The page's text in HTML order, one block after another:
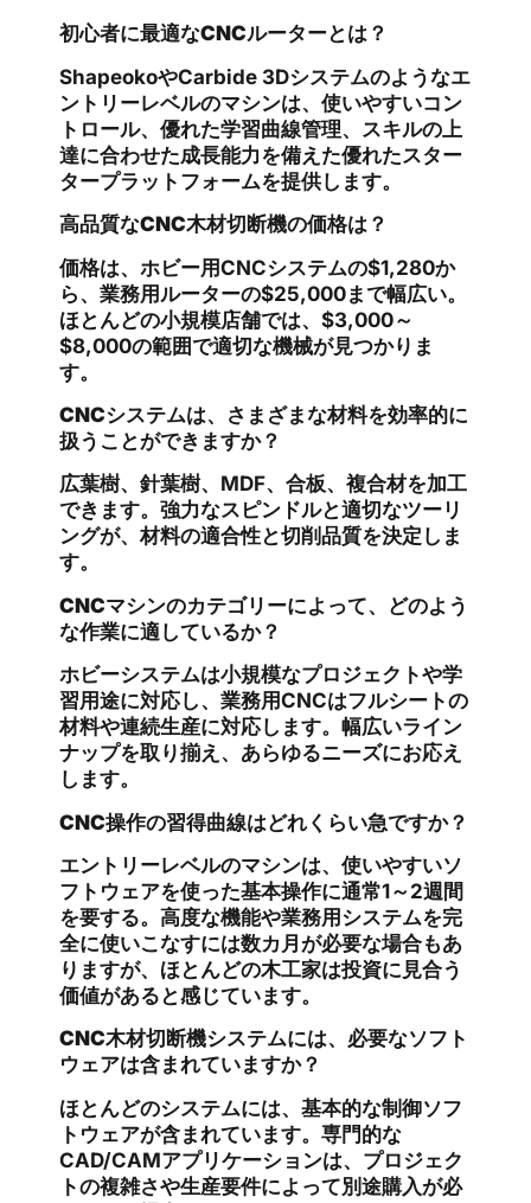
初心者に最適なCNCルーターとは？
ShapeokoやCarbide 3Dシステムのようなエ
ントリーレベルのマシンは、使いやすいコン
トロール、優れた学習曲線管理、スキルの上
達に合わせた成長能力を備えた優れたスター
タープラットフォームを提供します。
高品質なCNC木材切断機の価格は？
価格は、ホビー用CNCシステムの$1,280か
ら、業務用ルーターの$25,000まで幅広い。
ほとんどの小規模店舗では、$3,000～
$8,000の範囲で適切な機械が見つかりま
す。
CNCシステムは、さまざまな材料を効率的に
扱うことができますか？
広葉樹、針葉樹、MDF、合板、複合材を加工
できます。強力なスピンドルと適切なツーリ
ングが、材料の適合性と切削品質を決定しま
す。
CNCマシンのカテゴリーによって、どのよう
な作業に適しているか？
ホビーシステムは小規模なプロジェクトや学
習用途に対応し、業務用CNCはフルシートの
材料や連続生産に対応します。幅広いライン
ナップを取り揃え、あらゆるニーズにお応え
します。
CNC操作の習得曲線はどれくらい急ですか？
エントリーレベルのマシンは、使いやすいソ
フトウェアを使った基本操作に通常1～2週間
を要する。高度な機能や業務用システムを完
全に使いこなすには数カ月が必要な場合もあ
りますが、ほとんどの木工家は投資に見合う
価値があると感じています。
CNC木材切断機システムには、必要なソフト
ウェアは含まれていますか？
ほとんどのシステムには、基本的な制御ソフ
トウェアが含まれています。専門的な
CAD/CAMアプリケーションは、プロジェク
トの複雑さや生産要件によって別途購入が必